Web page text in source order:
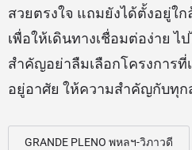
สวยตรงใจ แถมยังได้ตั้งอยู่ใ
เพื่อให้เดินทางเชื่อมต่อง่าย
สำคัญอย่าลืมเลือกโครงการที่
อยู่อาศัย ให้ความสำคัญกับทุก
GRANDE PLENO พหลฯ-วิภาวดี